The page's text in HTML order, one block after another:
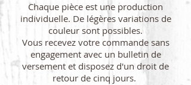
Chaque pièce est une production
individuelle. De légères variations de
couleur sont possibles.
Vous recevez votre commande sans
engagement avec un bulletin de
versement et disposez d'un droit de
retour de cinq jours.